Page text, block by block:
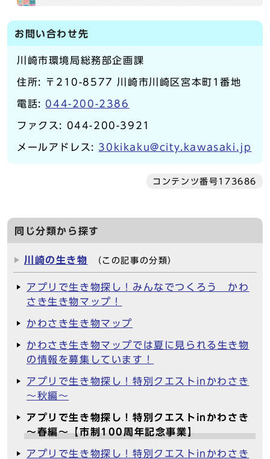
お問い合わせ先
川崎市環境局総務部企画課
住所: 〒210-8577 川崎市川崎区宮本町1番地
電話: 044-200-2386
ファクス: 044-200-3921
メールアドレス: 30kikaku@city.kawasaki.jp
コンテンツ番号173686
同じ分類から探す
川崎の生き物 （この記事の分類）
アプリで生き物探し！みんなでつくろう かわ
さき⽣き物マップ！
かわさき生き物マップ
かわさき生き物マップでは夏に見られる生き物
の情報を募集しています！
アプリで生き物探し！特別クエストinかわさき
～秋編～
アプリで生き物探し！特別クエストinかわさき
～春編～【市制100周年記念事業】
アプリで生き物探し！特別クエストinかわさき